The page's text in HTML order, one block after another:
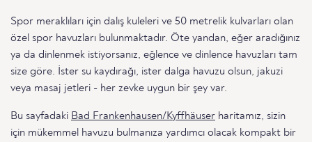
Spor meraklıları için dalış kuleleri ve 50 metrelik kulvarları olan
özel spor havuzları bulunmaktadır. Öte yandan, eğer aradığınız
ya da dinlenmek istiyorsanız, eğlence ve dinlence havuzları tam
size göre. İster su kaydırağı, ister dalga havuzu olsun, jakuzi
veya masaj jetleri - her zevke uygun bir şey var.
Bu sayfadaki Bad Frankenhausen/Kyffhäuser haritamız, sizin
için mükemmel havuzu bulmanıza yardımcı olacak kompakt bir